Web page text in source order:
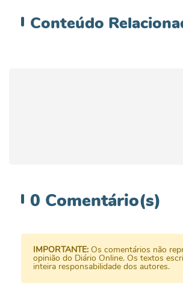
Conteúdo
0 Comentário(s)
IMPORTANTE: Os comentários não
opinião do Diário Online. Os textos
inteira responsabilidade dos autores.